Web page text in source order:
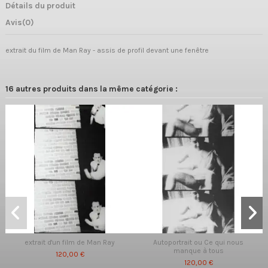
Détails du produit
Avis(0)
extrait du film de Man Ray - assis de profil devant une fenêtre
16 autres produits dans la même catégorie :
extrait d'un film de Man Ray
120,00 €
Autoportrait ou Ce qui nous
manque à tous
120,00 €